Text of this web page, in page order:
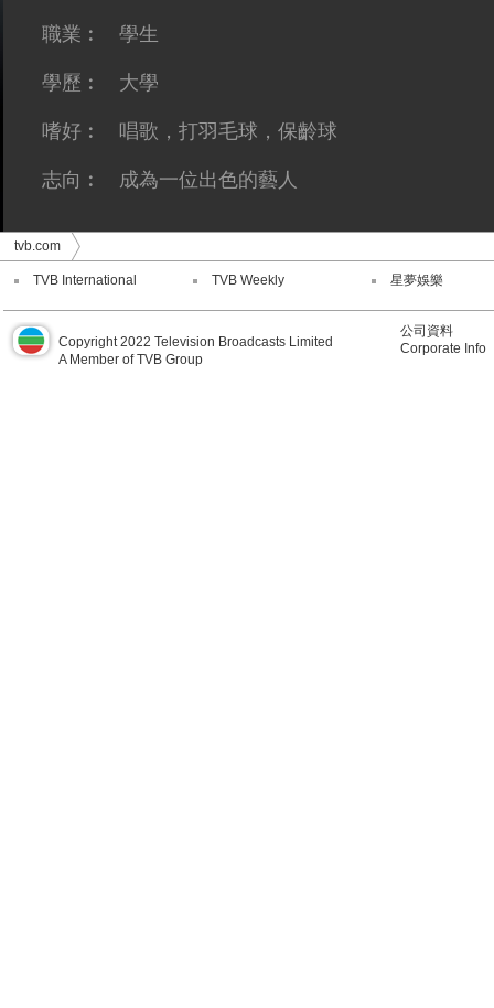
職業︰ 學生
學歷︰ 大學
嗜好︰ 唱歌，打羽毛球，保齡球
志向︰ 成為一位出色的藝人
tvb.com
TVB International TVB Weekly 星夢娛樂
Copyright 2022 Television Broadcasts Limited
A Member of TVB Group
公司資料
Corporate Info